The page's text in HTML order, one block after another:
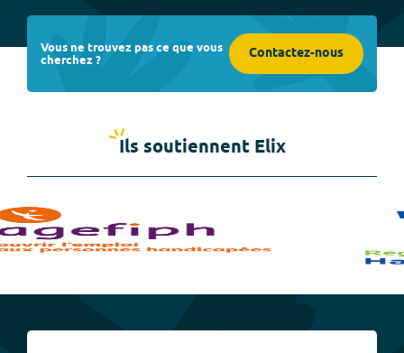
Vous ne trouvez pas ce que vous
cherchez ? Contactez-nous
Ils soutiennent Elix